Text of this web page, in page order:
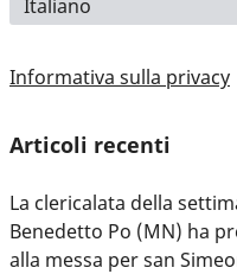
Informativa sulla privacy
Articoli recenti
La clericalata della
Benedetto Po (MN) ha
alla messa per san